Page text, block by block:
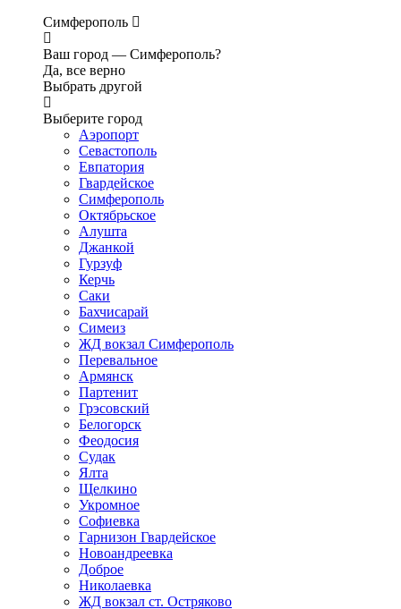
Симферополь
Ваш город — Симферополь?
Да, все верно
Выбрать другой
Выберите город
Аэропорт
Севастополь
Евпатория
Гвардейское
Симферополь
Октябрьское
Алушта
Джанкой
Гурзуф
Керчь
Саки
Бахчисарай
Симеиз
ЖД вокзал Симферополь
Перевальное
Армянск
Партенит
Грэсовский
Белогорск
Феодосия
Судак
Ялта
Щелкино
Укромное
Софиевка
Гарнизон Гвардейское
Новоандреевка
Доброе
Николаевка
ЖД вокзал ст. Остряково